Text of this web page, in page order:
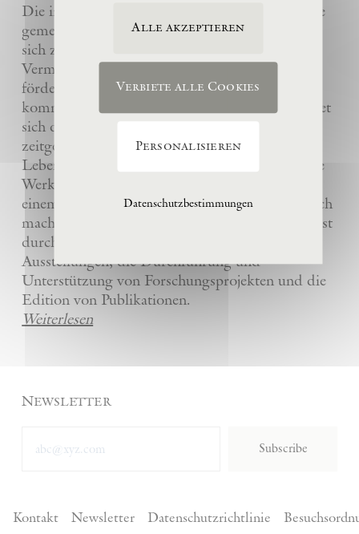
Die im Jahre 2017 von Anselm Kiefer gegründete
gemeinnützige Eschaton –Kunststiftung hat es
sich zur Aufgabe gemacht, das künstlerische
Vermächtnis ihres Gründers Anselm Kiefer zu
fördern und sein Atelier La Ribaute für
kommende Generationen zu erhalten. Sie widmet
sich dem Verständnis und der Wertschätzung
zeitgenössischer Kunst, insbesondere des
Lebenswerks von Anselm Kiefer, indem sie seine
Werke und die anderer Künstler bewahrt und
einem breiten Publikum in La Ribaute zugänglich
macht. Die Stiftung fördert zeitgenössische Kunst
durch die Organisation von internationalen
Ausstellungen, die Durchführung und
Unterstützung von Forschungsprojekten und die
Edition von Publikationen.
Weiterlesen
Newsletter
Subscribe
Kontakt Newsletter Datenschutzrichtlinie
Alle akzeptieren
Verbiete alle Cookies
Personalisieren
Datenschutzbestimmungen